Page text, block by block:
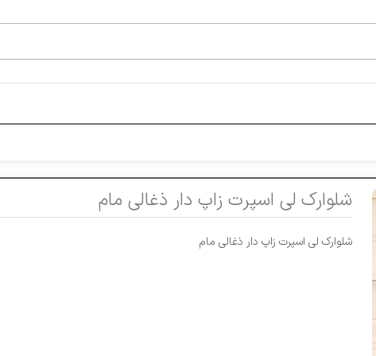
شلوارک لی اسپرت زاپ دار ذغالی مام
شلوارک لی اسپرت زاپ دار ذغالی مام